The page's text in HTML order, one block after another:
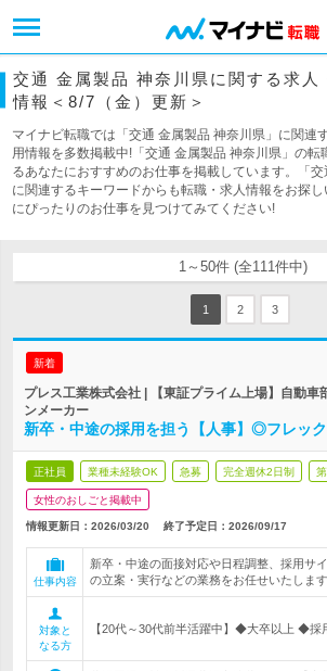
交通 金属製品 神奈川県に関する求人
情報＜8/7（金）更新＞
マイナビ転職では「交通 金属製品 神奈川県」に関連
用情報を多数掲載中!「交通 金属製品 神奈川県」の転
るあなたにおすすめのお仕事を掲載しています。「交
に関連するキーワードからも転職・求人情報をお探
にぴったりのお仕事を見つけてみてください!
1～50件 (全111件中)
1 2 3
新着
プレス工業株式会社 | 【東証プライム上場】自動車
ンメーカー
新卒・中途の採用を担う【人事】◎フレッ
正社員 業種未経験OK 急募 完全週休2日制
女性のおしごと掲載中
情報更新日：2026/03/20 終了予定日： 2026/09/17
仕事内容
新卒・中途の面接対応や日程調整、採用サ
の立案・実行などの業務をお任せいたします
対象と
なる方
【20代～30代前半活躍中】◆大卒以上 ◆採